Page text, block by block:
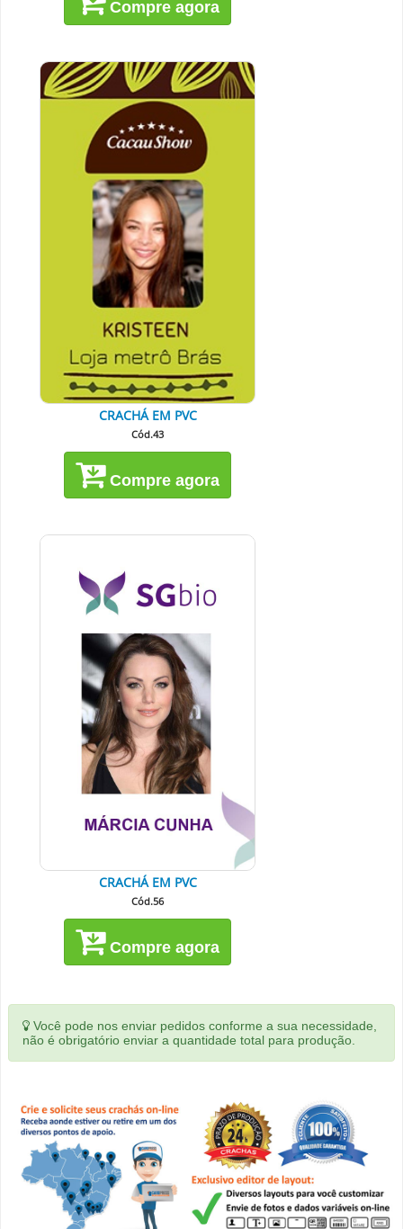
Compre agora
CRACHÁ EM PVC
Cód.43
Compre agora
CRACHÁ EM PVC
Cód.56
Compre agora
Você pode nos enviar pedidos conforme a sua necessidade,
não é obrigatório enviar a quantidade total para produção.